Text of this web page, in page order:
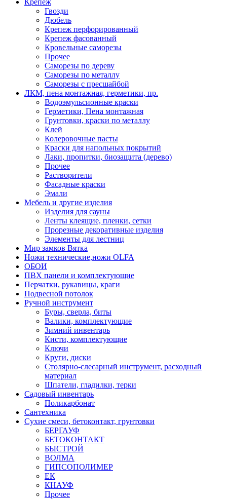
Крепеж
Гвозди
Дюбель
Крепеж перфорированный
Крепеж фасованный
Кровельные саморезы
Прочее
Саморезы по дереву
Саморезы по металлу
Саморезы с пресшайбой
ЛКМ, пена монтажная, герметики, пр.
Водоэмульсионные краски
Герметики, Пена монтажная
Грунтовки, краски по металлу
Клей
Колеровочные пасты
Краски для напольных покрытий
Лаки, пропитки, биозащита (дерево)
Прочее
Растворители
Фасадные краски
Эмали
Мебель и другие изделия
Изделия для сауны
Ленты клеящие, пленки, сетки
Прорезные декоративные изделия
Элементы для лестниц
Мир замков Вятка
Ножи технические,ножи OLFA
ОБОИ
ПВХ панели и комплектующие
Перчатки, рукавицы, краги
Подвесной потолок
Ручной инструмент
Буры, сверла, биты
Валики, комплектующие
Зимний инвентарь
Кисти, комплектующие
Ключи
Круги, диски
Столярно-слесарный инструмент, расходный
материал
Шпатели, гладилки, терки
Садовый инвентарь
Поликарбонат
Сантехника
Сухие смеси, бетоконтакт, грунтовки
БЕРГАУФ
БЕТОКОНТАКТ
БЫСТРОЙ
ВОЛМА
ГИПСОПОЛИМЕР
ЕК
КНАУФ
Прочее